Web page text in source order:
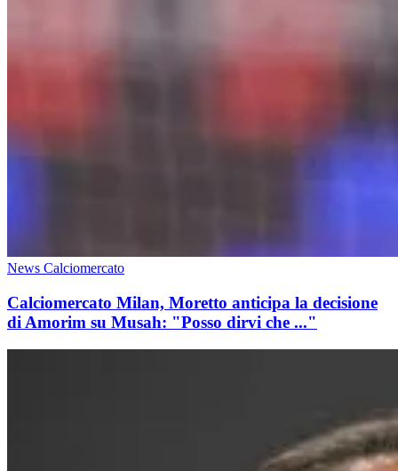
News Calciomercato
Calciomercato Milan, Moretto anticipa la decisione
di Amorim su Musah: "Posso dirvi che ..."